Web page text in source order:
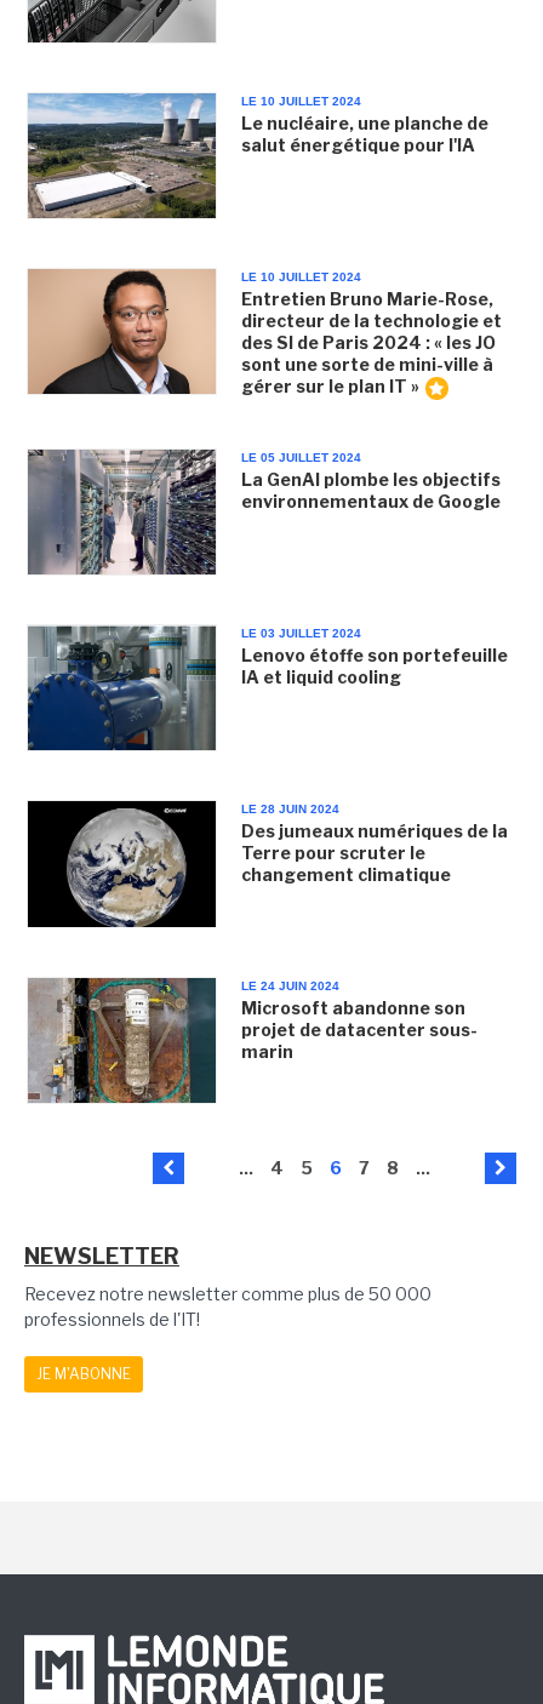
LE 10 JUILLET 2024
Le nucléaire, une planche de
salut énergétique pour l'IA
LE 10 JUILLET 2024
Entretien Bruno Marie-Rose,
directeur de la technologie et
des SI de Paris 2024 : « les JO
sont une sorte de mini-ville à
gérer sur le plan IT »
LE 05 JUILLET 2024
La GenAI plombe les objectifs
environnementaux de Google
LE 03 JUILLET 2024
Lenovo étoffe son portefeuille
IA et liquid cooling
LE 28 JUIN 2024
Des jumeaux numériques de la
Terre pour scruter le
changement climatique
LE 24 JUIN 2024
Microsoft abandonne son
projet de datacenter sous-
marin
... 4 5 6 7 8 ...
NEWSLETTER
Recevez notre newsletter comme plus de 50 000
professionnels de l'IT!
JE M'ABONNE